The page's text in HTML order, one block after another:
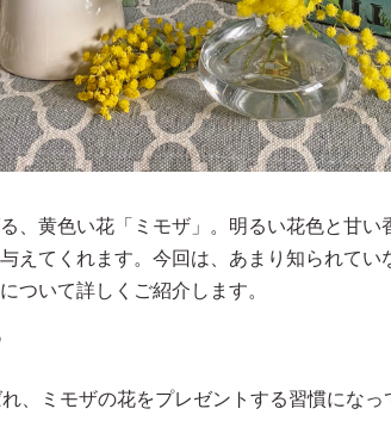
、黄色い花「ミモザ」。明るい花色と甘
えてくれます。今回は、あまり知られてい
ついて詳しくご紹介します。
、ミモザの花をプレゼントする習慣になっ